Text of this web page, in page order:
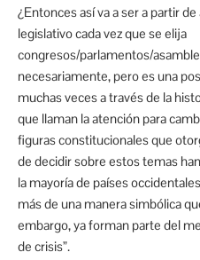
¿Entonces así va a ser a partir
legislativo cada vez que se elija
congresos/parlamentos/
necesariamente, pero es una
muchas veces a través de la
que llaman la atención para
figuras constitucionales que
de decidir sobre estos temas
la mayoría de países
más de una manera simbólica
embargo, ya forman parte del
de crisis”.